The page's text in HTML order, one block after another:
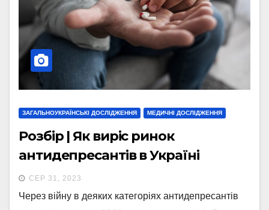
ЗАГАЛЬНОУКРАЇНСЬКІ ДОСЛІДЖЕННЯ МЕДИЧНІ ДОСЛІДЖЕННЯ
Розбір | Як виріс ринок
антидепресантів в Україні
СЕР 31, 2023
Через війну в деяких категоріях антидепресантів